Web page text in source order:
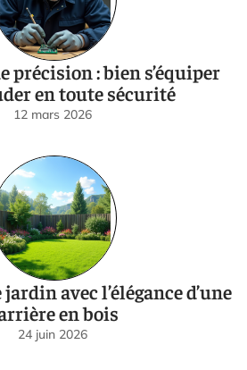
précision : bien s’équiper
en toute sécurité
12 mars 2026
avec l’élégance d’une
en bois
24 juin 2026